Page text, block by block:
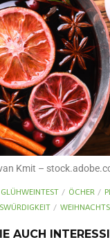
Kmit –
GLÜHWEINTEST ÖCHER
AUCH